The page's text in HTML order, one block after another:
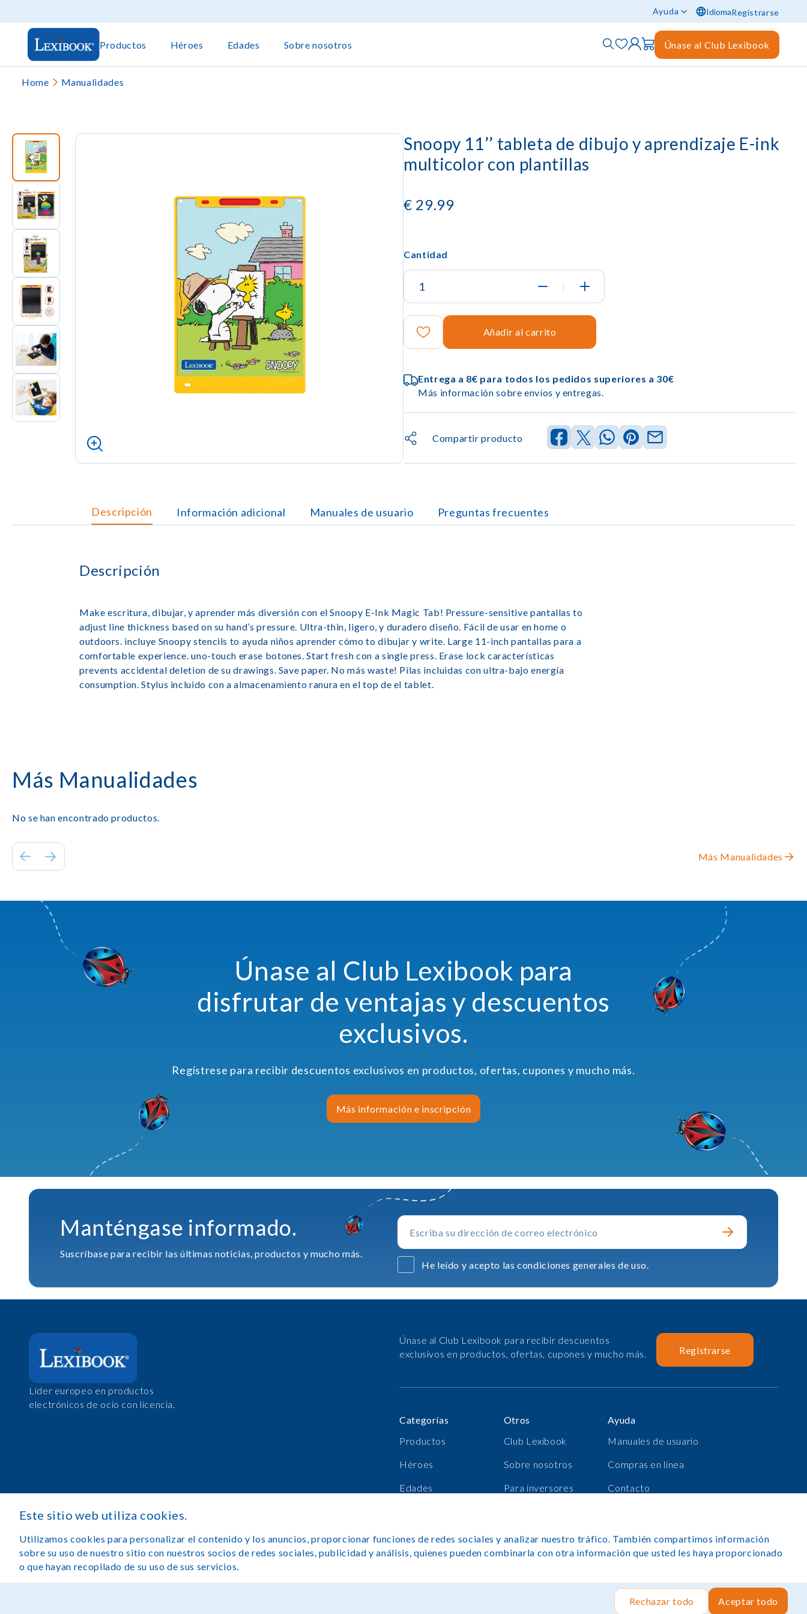
Ayuda IdiomaRegistrarse
Productos Héroes Edades Sobre nosotros Únase al Club Lexibook
Home Manualidades
Snoopy 11’’ tableta de dibujo y aprendizaje E-ink
multicolor con plantillas
€ 29.99
Cantidad
|
Añadir al carrito
Entrega a 8€ para todos los pedidos superiores a 30€
Más información sobre envíos y entregas.
Compartir producto
Descripción Información adicional Manuales de usuario Preguntas frecuentes
Descripción
Make escritura, dibujar, y aprender más diversión con el Snoopy E-Ink Magic Tab! Pressure-sensitive pantallas to
adjust line thickness based on su hand’s pressure. Ultra-thin, ligero, y duradero diseño. Fácil de usar en home o
outdoors. incluye Snoopy stencils to ayuda niños aprender cómo to dibujar y write. Large 11-inch pantallas para a
comfortable experience. uno-touch erase botones. Start fresh con a single press. Erase lock características
prevents accidental deletion de su drawings. Save paper. No más waste! Pilas incluidas con ultra-bajo energía
consumption. Stylus incluido con a almacenamiento ranura en el top de el tablet.
Más Manualidades
No se han encontrado productos.
Más Manualidades
Únase al Club Lexibook para
disfrutar de ventajas y descuentos
exclusivos.
Regístrese para recibir descuentos exclusivos en productos, ofertas, cupones y mucho más.
Más información e inscripción
Manténgase informado.
Suscríbase para recibir las últimas noticias, productos y mucho más.
He leído y acepto las condiciones generales de uso.
Líder europeo en productos
electrónicos de ocio con licencia.
Únase al Club Lexibook para recibir descuentos
exclusivos en productos, ofertas, cupones y mucho más.
Registrarse
Categorías
Productos
Héroes
Edades
Otros
Club Lexibook
Sobre nosotros
Para inversores
Ayuda
Manuales de usuario
Compras en línea
Contacto
Copyright©Lexibook 2025. Todos los derechos reservadosSitio realizado por Rush Hour Digital.
Este sitio web utiliza cookies.
Utilizamos cookies para personalizar el contenido y los anuncios, proporcionar funciones de redes sociales y analizar nuestro tráfico. También compartimos información
sobre su uso de nuestro sitio con nuestros socios de redes sociales, publicidad y análisis, quienes pueden combinarla con otra información que usted les haya proporcionado
o que hayan recopilado de su uso de sus servicios.
Rechazar todo Aceptar todo